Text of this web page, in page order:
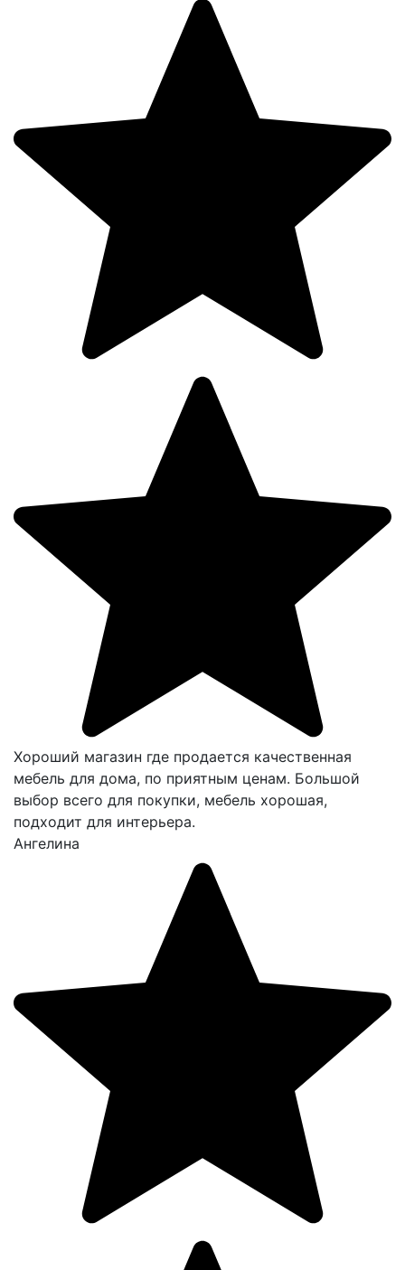
Хороший магазин где продается качественная
мебель для дома, по приятным ценам. Большой
выбор всего для покупки, мебель хорошая,
подходит для интерьера.
Ангелина